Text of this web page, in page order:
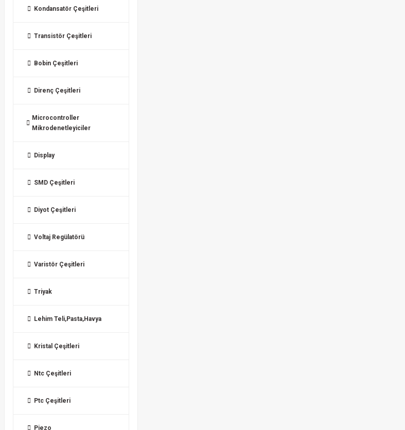
Kondansatör Çeşitleri
Transistör Çeşitleri
Bobin Çeşitleri
Direnç Çeşitleri
Microcontroller
Mikrodenetleyiciler
Display
SMD Çeşitleri
Diyot Çeşitleri
Voltaj Regülatörü
Varistör Çeşitleri
Triyak
Lehim Teli,Pasta,Havya
Kristal Çeşitleri
Ntc Çeşitleri
Ptc Çeşitleri
Piezo